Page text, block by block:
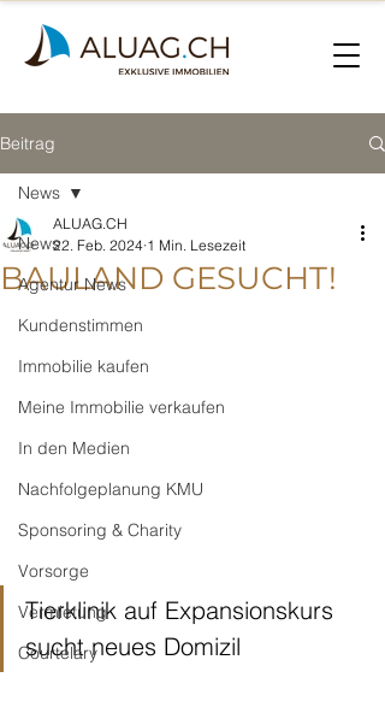
Beitrag
News
Agentur News
Kundenstimmen
Immobilie kaufen
Meine Immobilie verkaufen
In den Medien
Nachfolgeplanung KMU
Sponsoring & Charity
Vorsorge
Vermietung
Courtelary
News
BAULAND GESUCHT!
ALUAG.CH
22. Feb. 2024 1 Min. Lesezeit
Tierklinik auf Expansionskurs
sucht neues Domizil